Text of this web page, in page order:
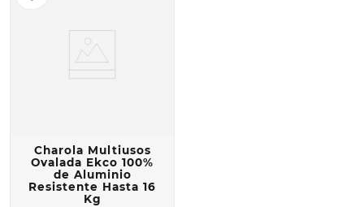
Charola Multiusos
Ovalada Ekco 100%
de Aluminio
Resistente Hasta 16
Kg